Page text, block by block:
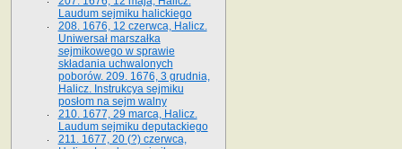
Laudum sejmiku halickiego
208. 1676, 12 czerwca, Halicz.
Uniwersał marszałka
sejmikowego w sprawie
składania uchwalonych
poborów. 209. 1676, 3 grudnia,
Halicz. Instrukcya sejmiku
posłom na sejm walny
210. 1677, 29 marca, Halicz.
Laudum sejmiku deputackiego
211. 1677, 20 (?) czerwca,